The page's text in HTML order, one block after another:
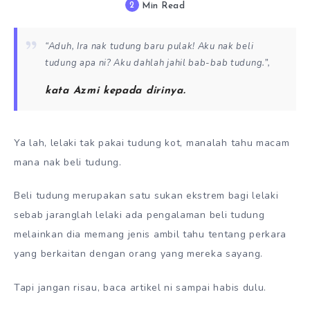
2 Min Read
“Aduh, Ira nak tudung baru pulak! Aku nak beli
tudung apa ni? Aku dahlah jahil bab-bab tudung.”,
kata Azmi kepada dirinya.
Ya lah, lelaki tak pakai tudung kot, manalah tahu macam
mana nak beli tudung.
Beli tudung merupakan satu sukan ekstrem bagi lelaki
sebab jaranglah lelaki ada pengalaman beli tudung
melainkan dia memang jenis ambil tahu tentang perkara
yang berkaitan dengan orang yang mereka sayang.
Tapi jangan risau, baca artikel ni sampai habis dulu.